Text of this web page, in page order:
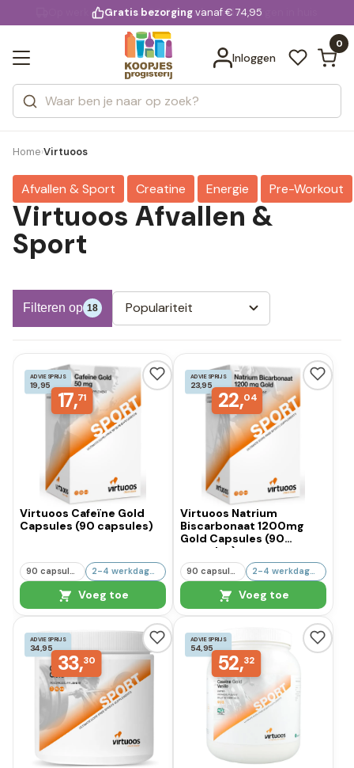
voor 20:00 uur besteld
Gratis bezorgingvanaf € 74,95
Inloggen
0
Zoeken
Categorieën
Merken
Bekijk alle resultaten
Home›Virtuoos
Afvallen & Sport Creatine Energie Pre-Workout
Virtuoos Afvallen &
Sport
Filteren op 18 Populariteit
ADVIESPRIJS
19,95
17,71
Virtuoos Cafeïne Gold
Capsules (90 capsules)
90 capsules 2-4 werkdagen
Voeg toe
ADVIESPRIJS
23,95
22,04
Virtuoos Natrium
Biscarbonaat 1200mg
Gold Capsules (90
capsules)
90 capsules 2-4 werkdagen
Voeg toe
ADVIESPRIJS
34,95
33,30
ADVIESPRIJS
54,95
52,32